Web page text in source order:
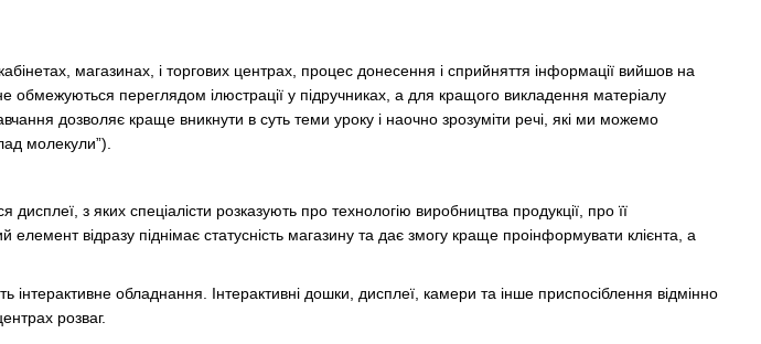
магазинах, і торгових центрах, процес донесення і сприйняття інформації вийшов на
обмежуються переглядом ілюстрації у підручниках, а для кращого викладення матеріалу
дозволяє краще вникнути в суть теми уроку і наочно зрозуміти речі, які ми можемо
молекули”).
з яких спеціалісти розказують про технологію виробництва продукції, про її
елемент відразу піднімає статусність магазину та дає змогу краще проінформувати клієнта, а
обладнання. Інтерактивні дошки, дисплеї, камери та інше приспосіблення відмінно
розваг.